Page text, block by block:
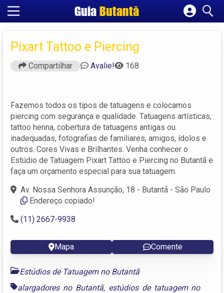
GuiaButantã
Cadastrar empresa
Criar conta
Pixart Tattoo e Piercing
Compartilhar Avalie! 168
Fazemos todos os tipos de tatuagens e colocamos
piercing com segurança e qualidade. Tatuagens artísticas,
tattoo henna, cobertura de tatuagens antigas ou
inadequadas, fotografias de familiares, amigos, ídolos e
outros. Cores Vivas e Brilhantes. Venha conhecer o
Estúdio de Tatuagem Pixart Tattoo e Piercing no Butantã e
faça um orçamento especial para sua tatuagem.
Av. Nossa Senhora Assunção, 18 - Butantã - São Paulo
Endereço copiado!
(11) 2667-9938
Mapa Comente
Estúdios de Tatuagem no Butantã
alargadores no Butantã, estúdios de tatuagem no